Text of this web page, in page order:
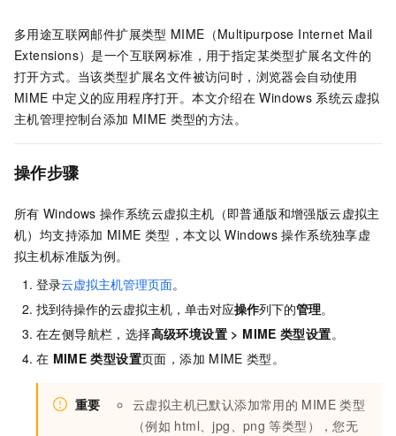
多用途互联网邮件扩展类型 MIME（Multipurpose Internet Mail
Extensions）是一个互联网标准，用于指定某类型扩展名文件的
打开方式。当该类型扩展名文件被访问时，浏览器会自动使用
MIME 中定义的应用程序打开。本文介绍在 Windows 系统云虚拟
主机管理控制台添加 MIME 类型的方法。
操作步骤
所有 Windows 操作系统云虚拟主机（即普通版和增强版云虚拟主
机）均支持添加 MIME 类型，本文以 Windows 操作系统独享虚
拟主机标准版为例。
登录云虚拟主机管理页面。
找到待操作的云虚拟主机，单击对应操作列下的管理。
在左侧导航栏，选择高级环境设置 > MIME 类型设置。
在 MIME 类型设置页面，添加 MIME 类型。
重要 云虚拟主机已默认添加常用的 MIME 类型
（例如 html、jpg、png 等类型），您无